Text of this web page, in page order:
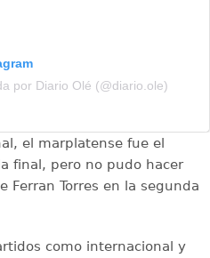
por Diario Olé (@diario.ole)
el marplatense fue el
final, pero no pudo hacer
Ferran Torres en la segunda
como internacional y